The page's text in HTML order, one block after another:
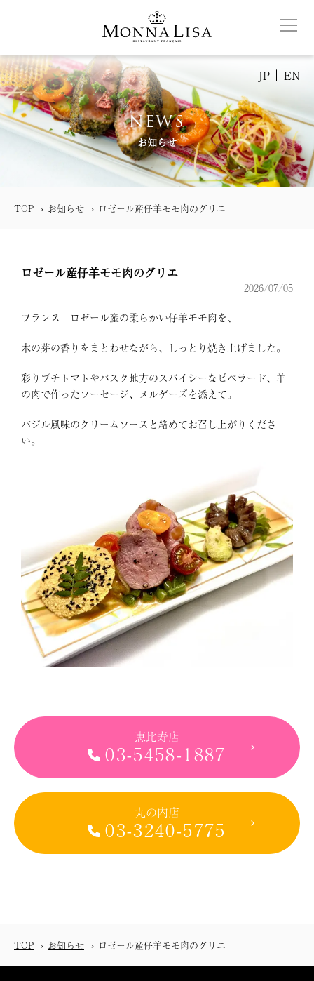
JP EN
NEWS
お知らせ
TOP お知らせ ロゼール産仔羊モモ肉のグリエ
ロゼール産仔羊モモ肉のグリエ
2026/07/05
フランス ロゼール産の柔らかい仔羊モモ肉を、
木の芽の香りをまとわせながら、しっとり焼き上げました。
彩りプチトマトやバスク地方のスパイシーなピペラード、羊
の肉で作ったソーセージ、メルゲーズを添えて。
バジル風味のクリームソースと絡めてお召し上がりくださ
い。
恵比寿店
03-5458-1887
丸の内店
03-3240-5775
TOP お知らせ ロゼール産仔羊モモ肉のグリエ